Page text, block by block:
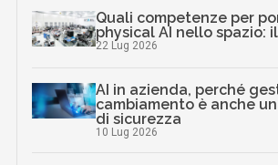
Quali competenze per
physical AI nello spazio:
22 Lug 2026
AI in azienda, perché
cambiamento è anche
di sicurezza
10 Lug 2026